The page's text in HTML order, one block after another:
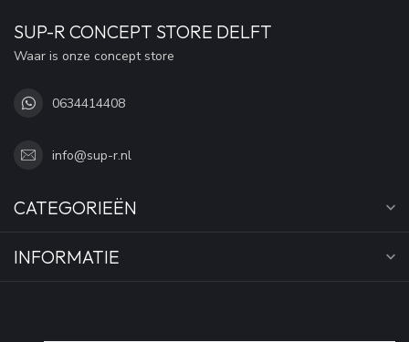
SUP-R CONCEPT STORE DELFT
Waar is onze concept store
0634414408
info@sup-r.nl
CATEGORIEËN
INFORMATIE